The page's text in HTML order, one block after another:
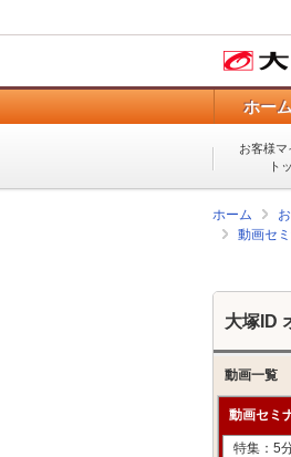
ホーム
お客様マ
ト
ホーム
動画セ
大塚ID
動画一覧
動画セミ
特集：5